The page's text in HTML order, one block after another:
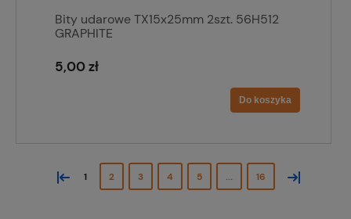
Bity udarowe TX15x25mm 2szt. 56H512
GRAPHITE
5,00 zł
Do koszyka
« 1 2 3 4 5 ... 16 »